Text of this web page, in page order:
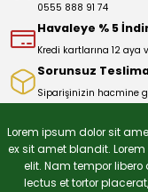
Bu ürüne benzer
0555 888 91 74
Havaleye % 5
Kredi kartlarına 12
Sorunsuz
Siparişinizin hacmine
Lorem ipsum dolor sit
ex sit amet blandit.
elit. Nam tempor
lectus et tortor